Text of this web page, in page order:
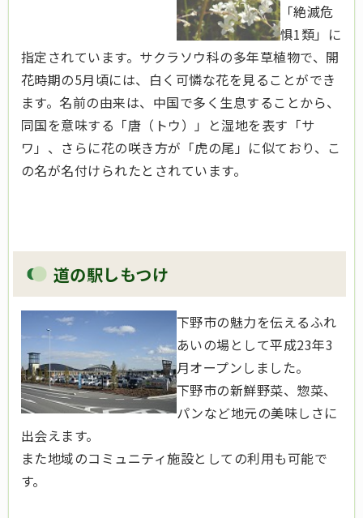
「絶滅危
惧1類」に
指定されています。サクラソウ科の多年草植物で、開
花時期の5月頃には、白く可憐な花を見ることができ
ます。名前の由来は、中国で多く生息することから、
同国を意味する「唐（トウ）」と湿地を表す「サ
ワ」、さらに花の咲き方が「虎の尾」に似ており、こ
の名が名付けられたとされています。
道の駅しもつけ
下野市の魅力を伝えるふれ
あいの場として平成23年3
月オープンしました。
下野市の新鮮野菜、惣菜、
パンなど地元の美味しさに
出会えます。
また地域のコミュニティ施設としての利用も可能で
す。